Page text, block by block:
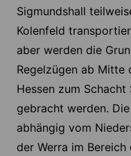
Sigmundshall
Kolenfeld
aber werden die
Regelzügen ab Mitte
Hessen zum
gebracht werden.
abhängig vom
der Werra im